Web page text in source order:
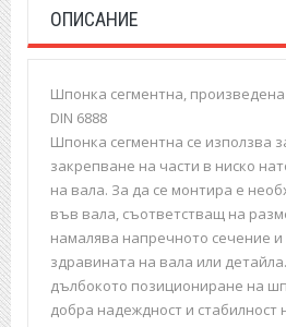
ОПИСАНИЕ
Шпонка сегментна, произведена
DIN 6888
Шпонка сегментна се използва
закрепване на части в ниско
на вала. За да се монтира е
във вала, съответстващ на
намалява напречното сечение и
здравината на вала или
дълбокото позициониране на
добра надеждност и стабилност